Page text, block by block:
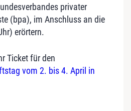
privater
(bpa), im Anschluss an die
erörtern.
Ticket für den
vom 2. bis 4. April in